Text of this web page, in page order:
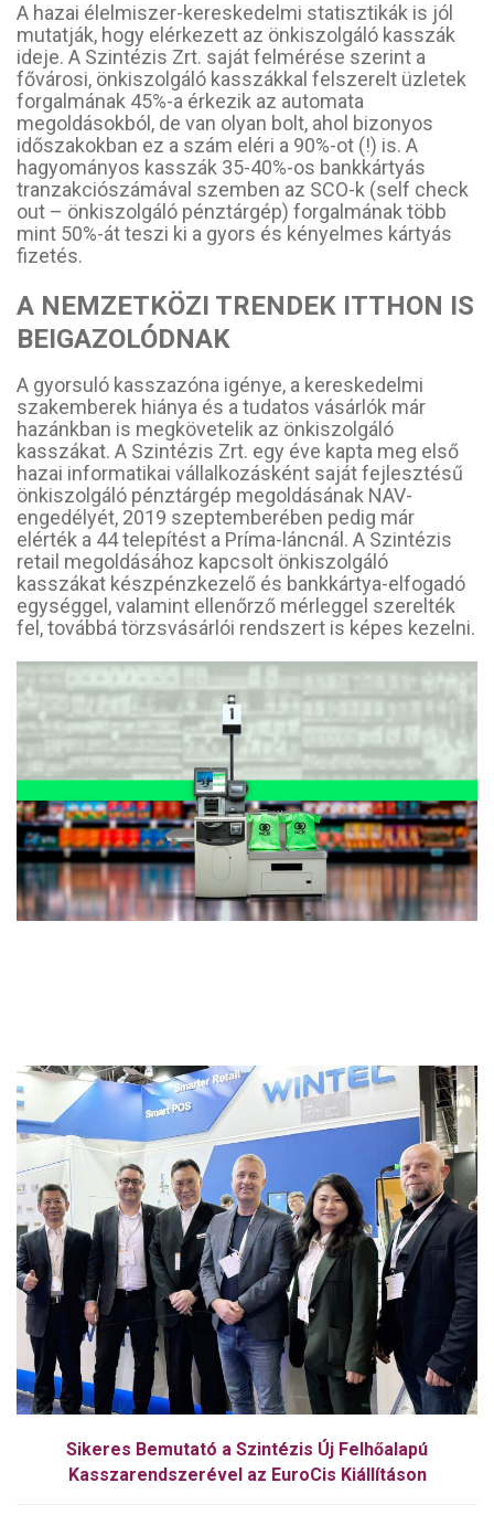
A hazai élelmiszer-kereskedelmi statisztikák is jól
mutatják, hogy elérkezett az önkiszolgáló kasszák
ideje. A Szintézis Zrt. saját felmérése szerint a
fővárosi, önkiszolgáló kasszákkal felszerelt üzletek
forgalmának 45%-a érkezik az automata
megoldásokból, de van olyan bolt, ahol bizonyos
időszakokban ez a szám eléri a 90%-ot (!) is. A
hagyományos kasszák 35-40%-os bankkártyás
tranzakciószámával szemben az SCO-k (self check
out – önkiszolgáló pénztárgép) forgalmának több
mint 50%-át teszi ki a gyors és kényelmes kártyás
fizetés.
A NEMZETKÖZI TRENDEK ITTHON IS
BEIGAZOLÓDNAK
A gyorsuló kasszazóna igénye, a kereskedelmi
szakemberek hiánya és a tudatos vásárlók már
hazánkban is megkövetelik az önkiszolgáló
kasszákat. A Szintézis Zrt. egy éve kapta meg első
hazai informatikai vállalkozásként saját fejlesztésű
önkiszolgáló pénztárgép megoldásának NAV-
engedélyét, 2019 szeptemberében pedig már
elérték a 44 telepítést a Príma-láncnál. A Szintézis
retail megoldásához kapcsolt önkiszolgáló
kasszákat készpénzkezelő és bankkártya-elfogadó
egységgel, valamint ellenőrző mérleggel szerelték
fel, továbbá törzsvásárlói rendszert is képes kezelni.
Sikeres Bemutató a Szintézis Új Felhőalapú
Kasszarendszerével az EuroCis Kiállításon